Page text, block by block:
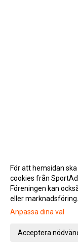
För att hemsidan
cookies från
Föreningen kan
eller
Anpassa dina val
Acceptera